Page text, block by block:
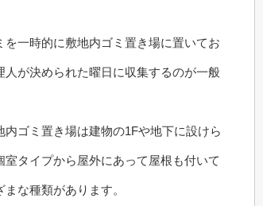
を一時的に敷地内ゴミ置き場に置いてお
人が決められた曜日に収集するのが一般
内ゴミ置き場は建物の1Fや地下に設けら
室タイプから屋外にあって屋根も付いて
な種類があります。